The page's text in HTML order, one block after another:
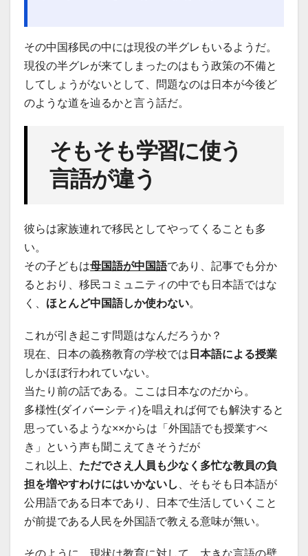
その中国移民の中には現役の半グレもいるようだ。
現役の半グレが来てしまったのはもう政策の不備と
してしょうがないとして、問題なのは日本が今後ど
のような道を辿るかと言う話だ。
そもそも学習に使う
言語が違う
彼らは家族連れで移民としてやってくることも多
い。
その子どもは母国語が中国語であり、記事でも分か
るとおり、移民コミュニティの中でも日本語ではな
く、 ほとんど中国語しか使わない。
これが引き起こす問題はなんだろうか？
現在、日本の義務教育の学校では 日本語による授業
しかほぼ行われていない。
当たり前の話である。ここは日本なのだから。
多様性(ダイバーシティ)を唱えれば何でも解決すると
思っているような××からは「外国語でも授業すべ
き」という声も聞こえてきそうだが
これ以上、 ただでさえ人員も少なく多忙な教員の負
担を増やすわけにはいかないし
、そもそも日本語が
公用語である日本であり、日本で生活していくこと
が前提である人民を外国語で教える意味が無い。